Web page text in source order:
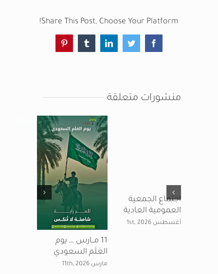
Share This Post, Choose Your Platform!
Facebook
Twitter
LinkedIn
Tumblr
Pinterest
منشورات متعلقة
اجتماع الجمعية
العمومية العادية
أغسطس 1st, 2026
11 مــارس … يوم
العَلَم السعودي
مارس 11th, 2026